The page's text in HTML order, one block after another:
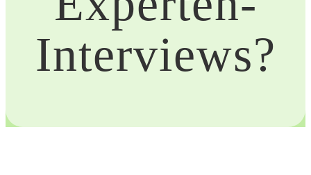
Interviews?